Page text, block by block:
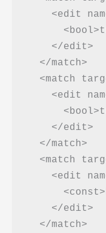
<edit
    </edit>
  </match>
<match
<edit
    </edit>
  </match>
<match
<edit
    </edit>
  </match>